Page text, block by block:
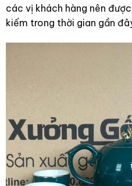
các vị khách hàng nên
kiếm trong thời gian gần